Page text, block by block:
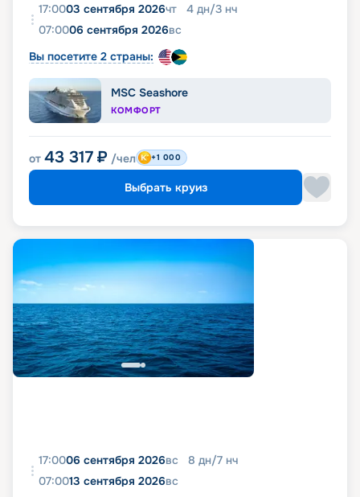
17:0003 сентября 2026чт 4 дн/3 нч
07:0006 сентября 2026вс
Вы посетите 2 страны:
MSC Seashore
КОМФОРТ
от 43 317 ₽ /чел +1 000
Выбрать круиз
17:0006 сентября 2026вс 8 дн/7 нч
07:0013 сентября 2026вс